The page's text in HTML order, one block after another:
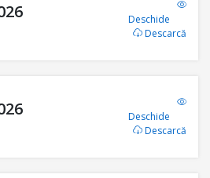
Deschide
Descarcă
Deschide
Descarcă